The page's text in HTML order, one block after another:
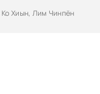
Хиын, Лим Чинпён